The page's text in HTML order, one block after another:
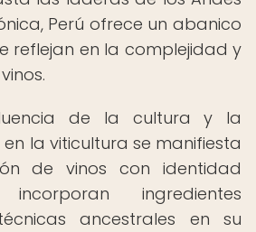
Perú ofrece un abanico
reflejan en la complejidad y
de la cultura y la
la viticultura se manifiesta
de vinos con identidad
ingredientes
ancestrales en su